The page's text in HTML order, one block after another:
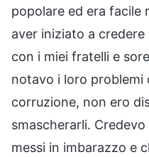
popolare ed era facile
aver iniziato a
con i miei fratelli e
notavo i loro problemi
corruzione, non ero
smascherarli.
messi in imbarazzo e